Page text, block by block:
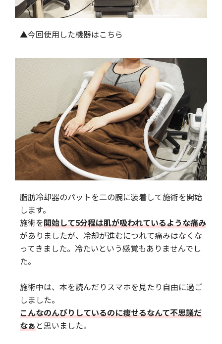
▲今回使用した機器はこちら
脂肪冷却器のパットを二の腕に装着して施術を開始
します。
施術を開始して5分程は肌が吸われているような痛み
がありましたが、冷却が進むにつれて痛みはなくな
ってきました。冷たいという感覚もありませんでし
た。
施術中は、本を読んだりスマホを見たり自由に過ご
しました。
こんなのんびりしているのに痩せるなんて不思議だ
なぁと思いました。